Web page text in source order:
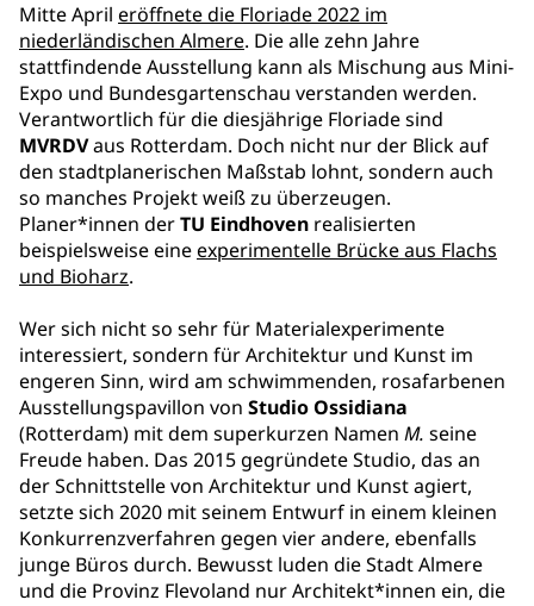
Mitte April eröffnete die Floriade 2022 im
niederländischen Almere. Die alle zehn Jahre
stattfindende Ausstellung kann als Mischung aus Mini-
Expo und Bundesgartenschau verstanden werden.
Verantwortlich für die diesjährige Floriade sind
MVRDVaus Rotterdam. Doch nicht nur der Blick auf
den stadtplanerischen Maßstab lohnt, sondern auch
so manches Projekt weiß zu überzeugen.
Planer*innen derTU Eindhoven realisierten
beispielsweise eineexperimentelle Brücke aus Flachs
und Bioharz.
Wer sich nicht so sehr für Materialexperimente
interessiert, sondern für Architektur und Kunst im
engeren Sinn, wird am schwimmenden, rosafarbenen
Ausstellungspavillon von Studio Ossidiana
(Rotterdam) mit dem superkurzen Namen M. seine
Freude haben. Das 2015 gegründete Studio, das an
der Schnittstelle von Architektur und Kunst agiert,
setzte sich 2020 mit seinem Entwurf in einem kleinen
Konkurrenzverfahren gegen vier andere, ebenfalls
junge Büros durch. Bewusst luden die Stadt Almere
und die Provinz Flevoland nur Architekt*innen ein, die